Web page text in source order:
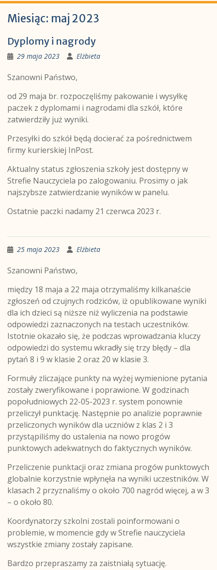
Miesiąc: maj 2023
Dyplomy i nagrody
29 maja 2023 Elżbieta
Szanowni Państwo,
od 29 maja br. rozpoczęliśmy pakowanie i wysyłkę
paczek z dyplomami i nagrodami dla szkół, które
zatwierdziły już wyniki.
Przesyłki do szkół będą docierać za pośrednictwem
firmy kurierskiej InPost.
Aktualny status zgłoszenia szkoły jest dostępny w
Strefie Nauczyciela po zalogowaniu. Prosimy o jak
najszybsze zatwierdzanie wyników w panelu.
Ostatnie paczki nadamy 21 czerwca 2023 r.
25 maja 2023 Elżbieta
Szanowni Państwo,
między 18 maja a 22 maja otrzymaliśmy kilkanaście
zgłoszeń od czujnych rodziców, iż opublikowane wyniki
dla ich dzieci są niższe niż wyliczenia na podstawie
odpowiedzi zaznaczonych na testach uczestników.
Istotnie okazało się, że podczas wprowadzania kluczy
odpowiedzi do systemu wkradły się trzy błędy – dla
pytań 8 i 9 w klasie 2 oraz 20 w klasie 3.
Formuły zliczające punkty na wyżej wymienione pytania
zostały zweryfikowane i poprawione. W godzinach
popołudniowych 22-05-2023 r. system ponownie
przeliczył punktację. Następnie po analizie poprawnie
przeliczonych wyników dla uczniów z klas 2 i 3
przystąpiliśmy do ustalenia na nowo progów
punktowych adekwatnych do faktycznych wyników.
Przeliczenie punktacji oraz zmiana progów punktowych
globalnie korzystnie wpłynęła na wyniki uczestników. W
klasach 2 przyznaliśmy o około 700 nagród więcej, a w 3
– o około 80.
Koordynatorzy szkolni zostali poinformowani o
problemie, w momencie gdy w Strefie nauczyciela
wszystkie zmiany zostały zapisane.
Bardzo przepraszamy za zaistniałą sytuację.